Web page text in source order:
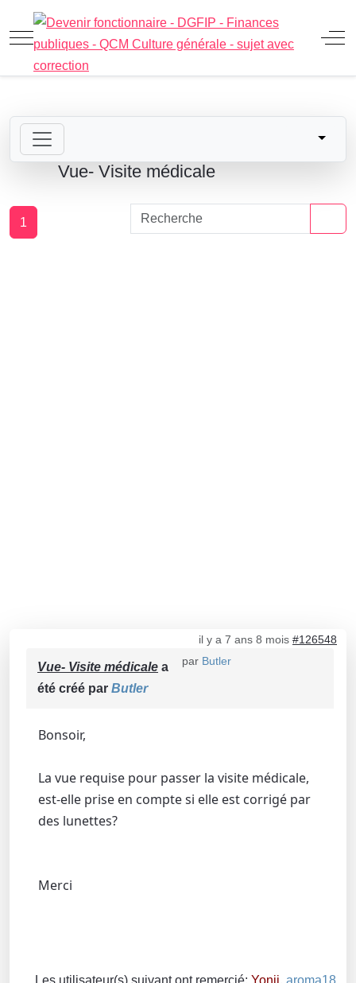
Mobile Menu Toggle Off-
Vue- Visite médicale
1
il y a 7 ans 8 mois #126548
par Butler
Vue- Visite médicale a
été créé par Butler
Bonsoir,
La vue requise pour passer la visite médicale,
est-elle prise en compte si elle est corrigé par
des lunettes?
Merci
Les utilisateur(s) suivant ont remercié: Yonji, aroma18